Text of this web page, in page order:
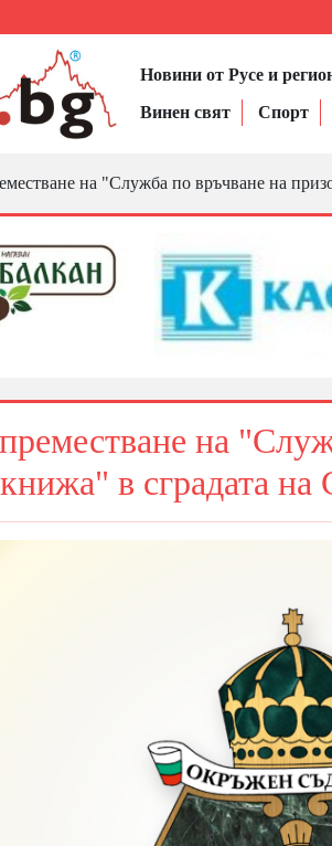
Новини от Русе и
Винен свят
Спорт
на "Служба по връчване на
на
в сградата на